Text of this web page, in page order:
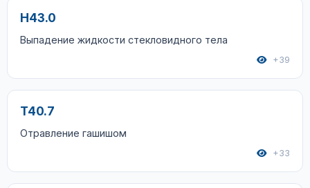
H43.0
Выпадение жидкости стекловидного тела
+39
T40.7
Отравление гашишом
+33